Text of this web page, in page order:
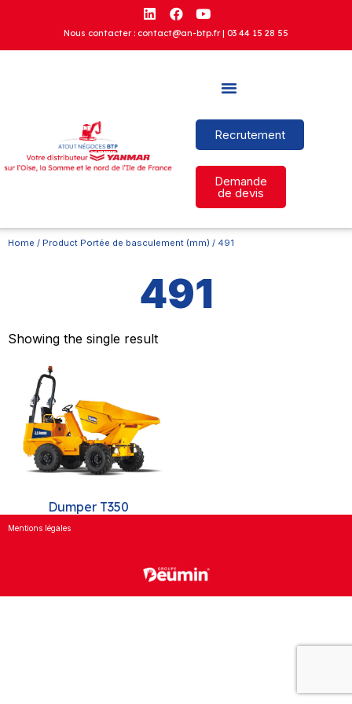
Nous contacter : contact@an-btp.fr | 03 44 15 28 55
Recrutement
Demande
de devis
Home / Product Portée de basculement (mm) / 491
491
Showing the single result
Dumper T350
Mentions légales